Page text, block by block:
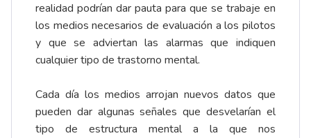
realidad podrían dar pauta para que se trabaje en
los medios necesarios de evaluación a los pilotos
y que se adviertan las alarmas que indiquen
cualquier tipo de trastorno mental.
Cada día los medios arrojan nuevos datos que
pueden dar algunas señales que desvelarían el
tipo de estructura mental a la que nos